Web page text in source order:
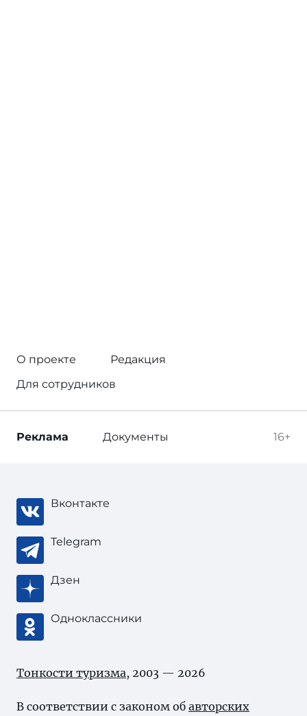
О проекте
Редакция
Для сотрудников
16+
Реклама Документы
Вконтакте
Telegram
Дзен
Одноклассники
Тонкости туризма, 2003 — 2026
В соответствии с законом об авторских